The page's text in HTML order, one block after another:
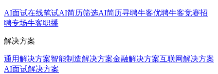
AI面试在线笔试AI简历筛选AI简历寻聘牛客优聘牛客竞赛招
聘专场牛客职播
解决方案
通用解决方案智能制造解决方案金融解决方案互联网解决方案
AI面试解决方案